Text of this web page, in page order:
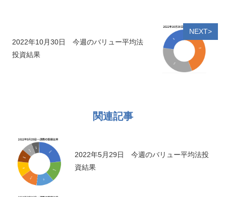
NEXT>
2022年10月30日 今週のバリュー平均法
投資結果
関連記事
2022年5月29日 今週のバリュー平均法投
資結果